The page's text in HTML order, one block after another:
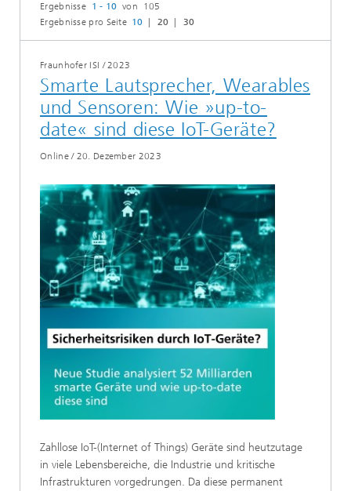
Energie I Klima I Umwelt
Energie Speicher
Energie System
Energie Urban
Ergebnisse 1 - 10 von 105
Ergebnisse pro Seite 10 20 30
Fraunhofer ISI /2023
Smarte Lautsprecher, Wearables
und Sensoren: Wie »up-to-
date« sind diese IoT-Geräte?
Online/ 20. Dezember 2023
Zahllose IoT-(Internet of Things) Geräte sind heutzutage
in viele Lebensbereiche, die Industrie und kritische
Infrastrukturen vorgedrungen. Da diese permanent